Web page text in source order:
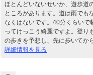
ほとんどいないせいか、遊歩道
ところがあります。道は雨でも
なくはないです。40分くらいで
ってけっこう綺麗ですよ。登り
の歩きを予想し、先に歩いてか
詳細情報を見る